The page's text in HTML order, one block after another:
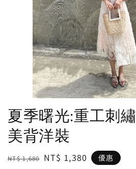
夏季曙光:重工刺
美背洋裝
Regular
NT$ 1,680 Sale
NT$ 1,380 優惠